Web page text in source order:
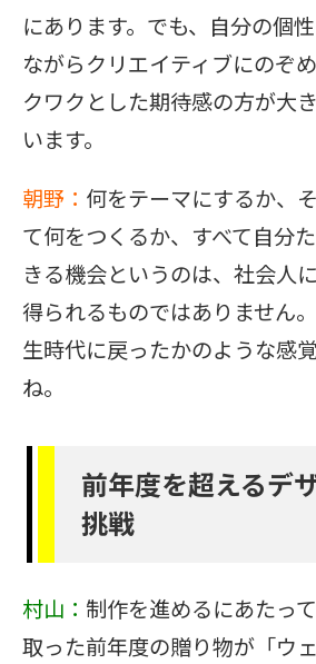
にあります。でも、自分の個
ながらクリエイティブにのぞ
クワクとした期待感の方が大
います。
朝野： 何をテーマにするか、
て何をつくるか、すべて自分
きる機会というのは、社会人
得られるものではありません
生時代に戻ったかのような感
ね。
前年度を超えるデ
挑戦
村山： 制作を進めるにあたっ
取った前年度の贈り物が「ウ